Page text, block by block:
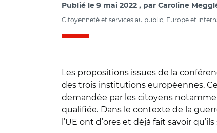
Publié le 9 mai 2022 par Caroline
Citoyenneté et services au public, Europe et
Les propositions issues de la
des trois institutions européennes.
demandée par les citoyens
qualifiée. Dans le contexte de la
l’UE ont d’ores et déjà fait savoir